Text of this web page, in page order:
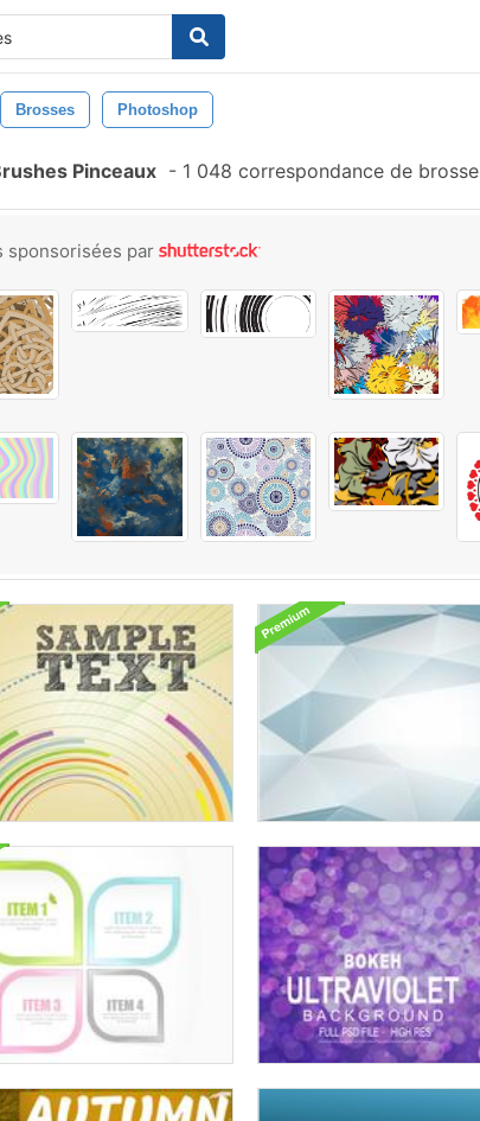
Brosses Photoshop
Pinceaux - 1 048 correspondance de brosse
sponsorisées par